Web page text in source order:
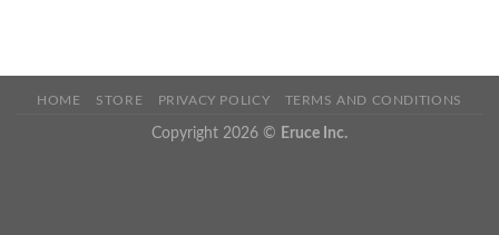
HOME STORE PRIVACY POLICY TERMS AND CONDITIONS
Copyright 2026 © Eruce Inc.